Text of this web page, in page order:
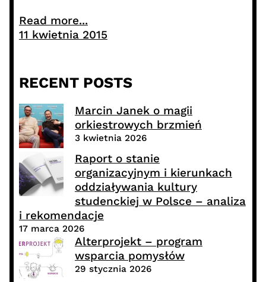
Read more...
11 kwietnia 2015
RECENT POSTS
Marcin Janek o magii
orkiestrowych brzmień
3 kwietnia 2026
Raport o stanie
organizacyjnym i kierunkach
oddziaływania kultury
studenckiej w Polsce – analiza
i rekomendacje
17 marca 2026
Alterprojekt – program
wsparcia pomysłów
29 stycznia 2026